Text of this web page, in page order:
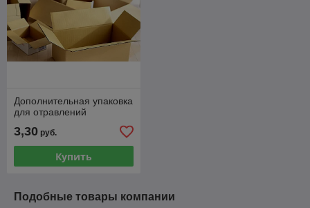
Дополнительная упаковка
для отравлений
3,30 руб.
Купить
Подобные товары компании